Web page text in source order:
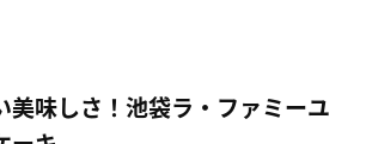
美味しさ！池袋ラ・ファミーユ